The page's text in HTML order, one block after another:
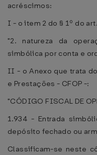
acréscimos:
I - o item 2 do § 1º do
"2. natureza da
simbólica por conta e
II - o Anexo que trata
e Prestações - CFOP -:
"CÓDIGO FISCAL DE
1.934 - Entrada
depósito fechado ou
Classificam-se neste